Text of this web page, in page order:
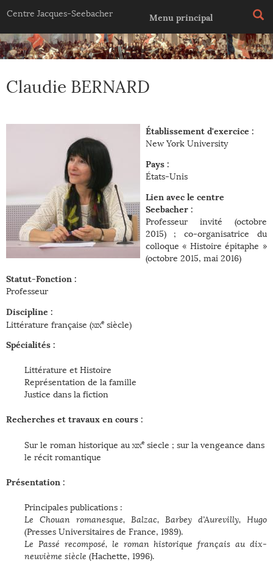
Centre Jacques-Seebacher Menu principal
Claudie BERNARD
Établissement d'exercice :
New York University
Pays :
États-Unis
Lien avec le centre
Seebacher :
Professeur invité (octobre
2015) ; co-organisatrice du
colloque « Histoire épitaphe »
(octobre 2015, mai 2016)
Statut-Fonction :
Professeur
Discipline :
Littérature française (xixe siècle)
Spécialités :
Littérature et Histoire
Représentation de la famille
Justice dans la fiction
Recherches et travaux en cours :
Sur le roman historique au xixe siecle ; sur la vengeance dans
le récit romantique
Présentation :
Principales publications :
Le Chouan romanesque, Balzac, Barbey d’Aurevilly, Hugo
(Presses Universitaires de France, 1989).
Le Passé recomposé, le roman historique français au dix-
neuvième siècle (Hachette, 1996).